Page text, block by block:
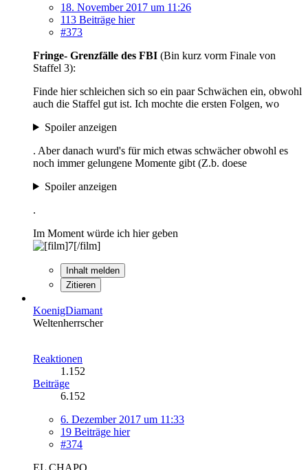
18. November 2017 um 11:26
113 Beiträge hier
#373
Fringe- Grenzfälle des FBI (Bin kurz vorm Finale von
Staffel 3):
Finde hier schleichen sich so ein paar Schwächen ein, obwohl
auch die Staffel gut ist. Ich mochte die ersten Folgen, wo
Spoiler anzeigen
. Aber danach wurd's für mich etwas schwächer obwohl es
noch immer gelungene Momente gibt (Z.b. doese
Spoiler anzeigen
.
Im Moment würde ich hier geben
Inhalt melden
Zitieren
KoenigDiamant
Weltenherrscher
Reaktionen
1.152
Beiträge
6.152
6. Dezember 2017 um 11:33
19 Beiträge hier
#374
EL CHAPO